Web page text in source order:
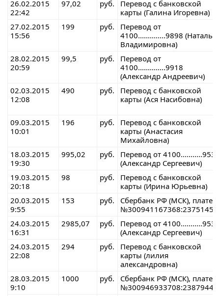
26.02.2015
22:42
97,02 руб.
Перевод с банковской
карты (Галина Игоревна)
27.02.2015
15:56
199 руб.
Перевод от
4100..............9898 (Наталья
Владимировна)
28.02.2015
20:59
99,5 руб.
Перевод от
4100..............9918
(Александр Андреевич)
02.03.2015
12:08
490 руб.
Перевод с банковской
карты (Ася Насибовна)
09.03.2015
10:01
196 руб.
Перевод с банковской
карты (Анастасия
Михайловна)
18.03.2015
19:30
995,02 руб.
Перевод от 4100...........9538
(Александр Сергеевич)
19.03.2015
20:18
98 руб.
Перевод с банковской
карты (Ирина Юрьевна)
20.03.2015
9:55
153 руб.
Сбербанк РФ (МСК), платеж
24.03.2015
16:31
2985,07 руб.
Перевод от 4100...........9538
(Александр Сергеевич)
24.03.2015
22:08
294 руб.
Перевод с банковской
карты (лилия
александровна)
28.03.2015
9:10
1000 руб.
Сбербанк РФ (МСК), платеж